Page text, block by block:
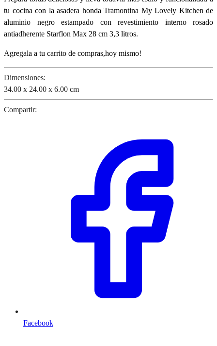
tu cocina con la asadera honda Tramontina My Lovely Kitchen de
aluminio negro estampado con revestimiento interno rosado
antiadherente Starflon Max 28 cm 3,3 litros.
Agregala a tu carrito de compras,hoy mismo!
Dimensiones:
34.00 x 24.00 x 6.00 cm
Compartir:
Facebook